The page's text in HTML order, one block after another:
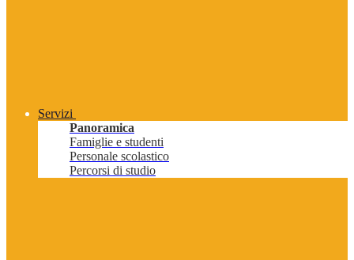
Servizi
Panoramica
Famiglie e studenti
Personale scolastico
Percorsi di studio